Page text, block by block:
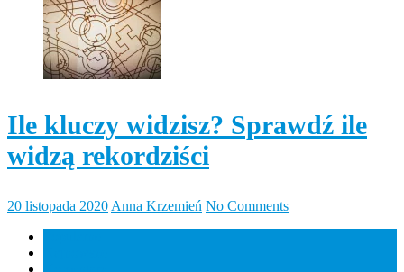
Ile kluczy widzisz? Sprawdź ile
widzą rekordziści
20 listopada 2020 Anna Krzemień No Comments